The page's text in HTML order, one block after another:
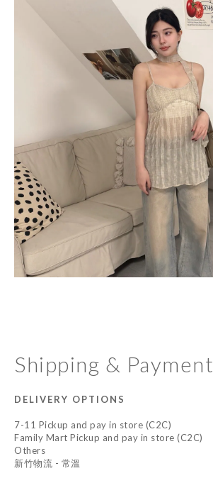
Shipping & Payment
DELIVERY OPTIONS
7-11 Pickup and pay in store (C2C)
Family Mart Pickup and pay in store (C2C)
Others
新竹物流 - 常溫